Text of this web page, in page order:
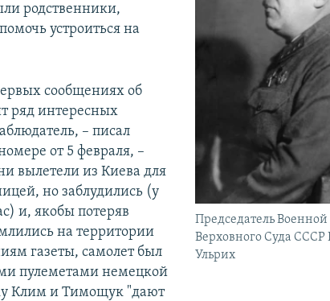
Председатель Военной
Верховного Суда СССР
Ульрих
родственники,
устроиться на
сообщениях об
ряд интересных
– писал
от 5 февраля, –
вылетели из Киева для
но заблудились (у
и, якобы потеряв
на территории
газеты, самолет был
пулеметами немецкой
Клим и Тимощук "дают